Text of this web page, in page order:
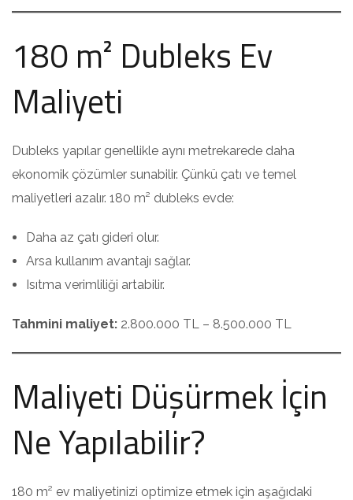
180 m² Dubleks Ev
Maliyeti
Dubleks yapılar genellikle aynı metrekarede daha
ekonomik çözümler sunabilir. Çünkü çatı ve temel
maliyetleri azalır. 180 m² dubleks evde:
Daha az çatı gideri olur.
Arsa kullanım avantajı sağlar.
Isıtma verimliliği artabilir.
Tahmini maliyet: 2.800.000 TL – 8.500.000 TL
Maliyeti Düşürmek İçin
Ne Yapılabilir?
180 m² ev maliyetinizi optimize etmek için aşağıdaki